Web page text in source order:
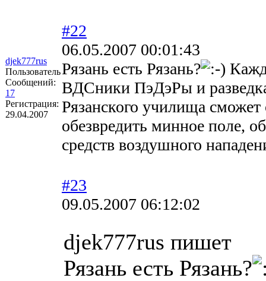
djek777rus
Пользователь
Сообщений:
17
Регистрация:
29.04.2007
#22
06.05.2007 00:01:43
Рязань есть Рязань?
ВДСники ПэДэРы и
Рязанского училища сможет
обезвредить минное поле,
средств воздушного
#23
09.05.2007 06:12:02
djek777rus пишет
Рязань есть Рязань?